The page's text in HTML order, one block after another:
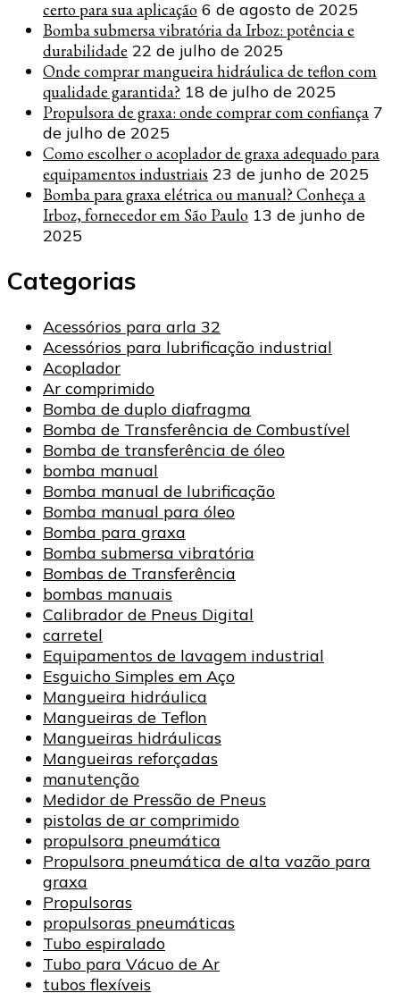
certo para sua aplicação 6 de agosto de 2025
Bomba submersa vibratória da Irboz: potência e
durabilidade 22 de julho de 2025
Onde comprar mangueira hidráulica de teflon com
qualidade garantida? 18 de julho de 2025
Propulsora de graxa: onde comprar com confiança 7
de julho de 2025
Como escolher o acoplador de graxa adequado para
equipamentos industriais 23 de junho de 2025
Bomba para graxa elétrica ou manual? Conheça a
Irboz, fornecedor em São Paulo 13 de junho de
2025
Categorias
Acessórios para arla 32
Acessórios para lubrificação industrial
Acoplador
Ar comprimido
Bomba de duplo diafragma
Bomba de Transferência de Combustível
Bomba de transferência de óleo
bomba manual
Bomba manual de lubrificação
Bomba manual para óleo
Bomba para graxa
Bomba submersa vibratória
Bombas de Transferência
bombas manuais
Calibrador de Pneus Digital
carretel
Equipamentos de lavagem industrial
Esguicho Simples em Aço
Mangueira hidráulica
Mangueiras de Teflon
Mangueiras hidráulicas
Mangueiras reforçadas
manutenção
Medidor de Pressão de Pneus
pistolas de ar comprimido
propulsora pneumática
Propulsora pneumática de alta vazão para
graxa
Propulsoras
propulsoras pneumáticas
Tubo espiralado
Tubo para Vácuo de Ar
tubos flexíveis